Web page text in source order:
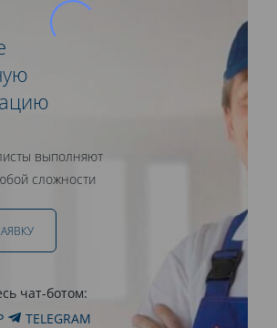
выполняют
сложности
чат-ботом:
TELEGRAM